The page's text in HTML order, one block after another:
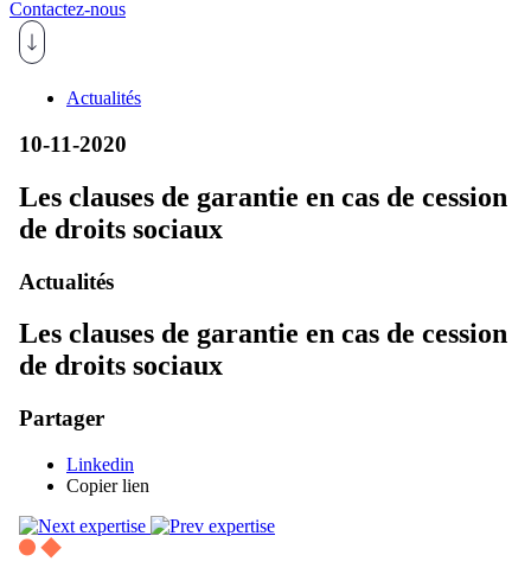
Contactez-nous
Actualités
10-11-2020
Les clauses de garantie en cas de cession
de droits sociaux
Actualités
Les clauses de garantie en cas de cession
de droits sociaux
Partager
Linkedin
Copier lien